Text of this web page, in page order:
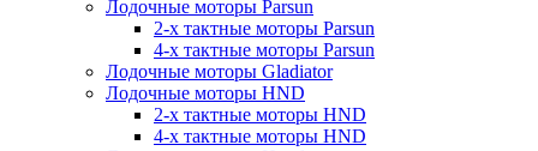
Лодочные моторы Parsun
2-х тактные моторы Parsun
4-х тактные моторы Parsun
Лодочные моторы Gladiator
Лодочные моторы HND
2-х тактные моторы HND
4-х тактные моторы HND